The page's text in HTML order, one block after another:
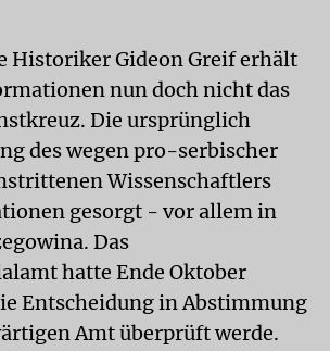
Historiker Gideon Greif erhält
nun doch nicht das
Die ursprünglich
des wegen pro-serbischer
Wissenschaftlers
gesorgt - vor allem in
Das
hatte Ende Oktober
Entscheidung in Abstimmung
Amt überprüft werde.